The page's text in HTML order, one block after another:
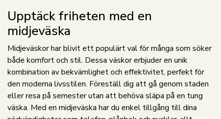
Upptäck friheten med en
midjeväska
Midjeväskor har blivit ett populärt val för många som söker
både komfort och stil. Dessa väskor erbjuder en unik
kombination av bekvämlighet och effektivitet, perfekt för
den moderna livsstilen. Föreställ dig att gå genom staden
eller resa på semester utan att behöva släpa på en tung
väska. Med en midjeväska har du enkel tillgång till dina